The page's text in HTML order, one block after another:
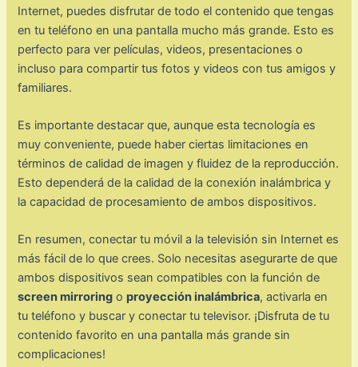
Internet, puedes disfrutar de todo el contenido que tengas
en tu teléfono en una pantalla mucho más grande. Esto es
perfecto para ver películas, videos, presentaciones o
incluso para compartir tus fotos y videos con tus amigos y
familiares.
Es importante destacar que, aunque esta tecnología es
muy conveniente, puede haber ciertas limitaciones en
términos de calidad de imagen y fluidez de la reproducción.
Esto dependerá de la calidad de la conexión inalámbrica y
la capacidad de procesamiento de ambos dispositivos.
En resumen, conectar tu móvil a la televisión sin Internet es
más fácil de lo que crees. Solo necesitas asegurarte de que
ambos dispositivos sean compatibles con la función de
screen mirroring o proyección inalámbrica, activarla en
tu teléfono y buscar y conectar tu televisor. ¡Disfruta de tu
contenido favorito en una pantalla más grande sin
complicaciones!